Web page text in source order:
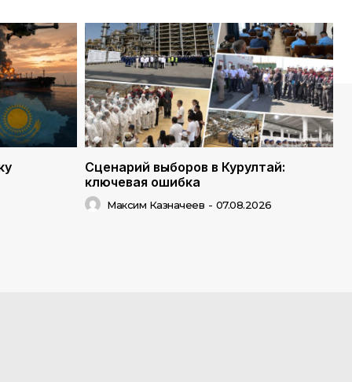
Сценарий выборов в Курултай:
ключевая ошибка
Максим Казначеев - 07.08.2026